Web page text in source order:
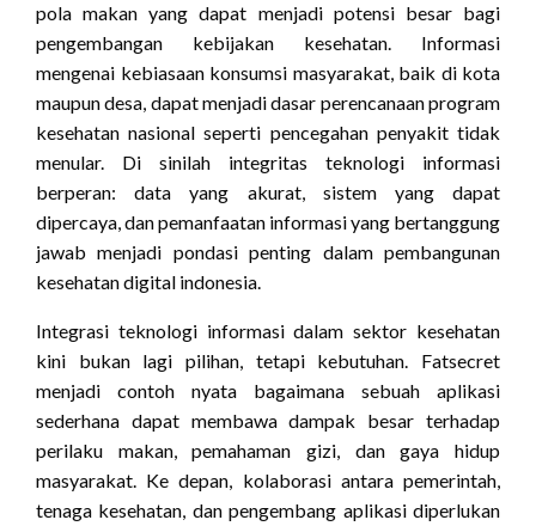
pola makan yang dapat menjadi potensi besar bagi
pengembangan kebijakan kesehatan. Informasi
mengenai kebiasaan konsumsi masyarakat, baik di kota
maupun desa, dapat menjadi dasar perencanaan program
kesehatan nasional seperti pencegahan penyakit tidak
menular. Di sinilah integritas teknologi informasi
berperan: data yang akurat, sistem yang dapat
dipercaya, dan pemanfaatan informasi yang bertanggung
jawab menjadi pondasi penting dalam pembangunan
kesehatan digital indonesia.
Integrasi teknologi informasi dalam sektor kesehatan
kini bukan lagi pilihan, tetapi kebutuhan. Fatsecret
menjadi contoh nyata bagaimana sebuah aplikasi
sederhana dapat membawa dampak besar terhadap
perilaku makan, pemahaman gizi, dan gaya hidup
masyarakat. Ke depan, kolaborasi antara pemerintah,
tenaga kesehatan, dan pengembang aplikasi diperlukan